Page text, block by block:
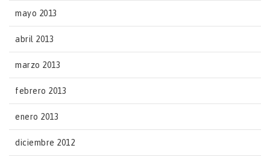
mayo 2013
abril 2013
marzo 2013
febrero 2013
enero 2013
diciembre 2012